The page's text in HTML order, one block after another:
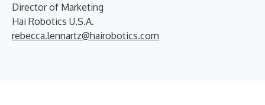
Director of Marketing
Hai Robotics U.S.A.
rebecca.lennartz@hairobotics.com